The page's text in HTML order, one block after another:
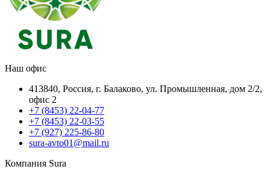
Наш офис
413840, Россия, г. Балаково, ул. Промышленная, дом 2/2,
офис 2
+7 (8453) 22-04-77
+7 (8453) 22-03-55
+7 (927) 225-86-80
sura-avto01@mail.ru
Компания Sura